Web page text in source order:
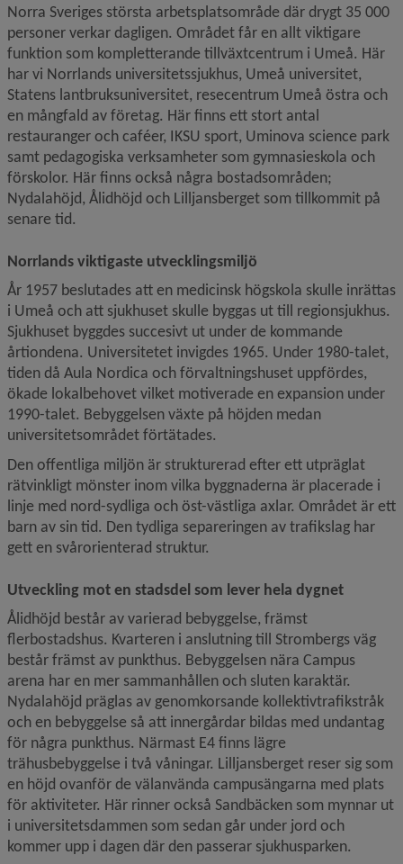
Norra Sveriges största arbetsplatsområde där drygt 35 000
personer verkar dagligen. Området får en allt viktigare
funktion som kompletterande tillväxtcentrum i Umeå. Här
har vi Norrlands universitetssjukhus, Umeå universitet,
Statens lantbruksuniversitet, resecentrum Umeå östra och
en mångfald av företag. Här finns ett stort antal
restauranger och caféer, IKSU sport, Uminova science park
samt pedagogiska verksamheter som gymnasieskola och
förskolor. Här finns också några bostadsområden;
Nydalahöjd, Ålidhöjd och Lilljansberget som tillkommit på
senare tid.
Norrlands viktigaste utvecklingsmiljö
År 1957 beslutades att en medicinsk högskola skulle inrättas
i Umeå och att sjukhuset skulle byggas ut till regionsjukhus.
Sjukhuset byggdes succesivt ut under de kommande
årtiondena. Universitetet invigdes 1965. Under 1980-talet,
tiden då Aula Nordica och förvaltningshuset uppfördes,
ökade lokalbehovet vilket motiverade en expansion under
1990-talet. Bebyggelsen växte på höjden medan
universitetsområdet förtätades.
Den offentliga miljön är strukturerad efter ett utpräglat
rätvinkligt mönster inom vilka byggnaderna är placerade i
linje med nord-sydliga och öst-västliga axlar. Området är ett
barn av sin tid. Den tydliga separeringen av trafikslag har
gett en svårorienterad struktur.
Utveckling mot en stadsdel som lever hela dygnet
Ålidhöjd består av varierad bebyggelse, främst
flerbostadshus. Kvarteren i anslutning till Strombergs väg
består främst av punkthus. Bebyggelsen nära Campus
arena har en mer sammanhållen och sluten karaktär.
Nydalahöjd präglas av genomkorsande kollektivtrafikstråk
och en bebyggelse så att innergårdar bildas med undantag
för några punkthus. Närmast E4 finns lägre
trähusbebyggelse i två våningar. Lilljansberget reser sig som
en höjd ovanför de välanvända campusängarna med plats
för aktiviteter. Här rinner också Sandbäcken som mynnar ut
i universitetsdammen som sedan går under jord och
kommer upp i dagen där den passerar sjukhusparken.